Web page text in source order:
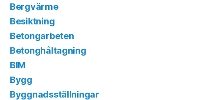
Bergvärme
Besiktning
Betongarbeten
Betonghåltagning
BIM
Bygg
Byggnadsställningar